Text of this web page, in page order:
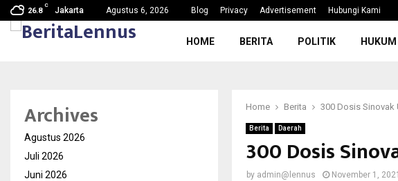
26.8
C
Jakarta Agustus 6, 2026 Blog Privacy Advertisement Hubungi Kami
Baik… SDN Karang Tengah 6 Gelar MPLS 2026/2027,…
HOME BERITA POLITIK
Home Berita 300 Dosis Sinovak
Berita Daerah
300 Dosis
by admin@lennus November 1, 2021
Archives
Agustus 2026
Juli 2026
Juni 2026